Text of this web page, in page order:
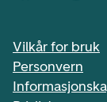
Vilkår for bruk
Personvern